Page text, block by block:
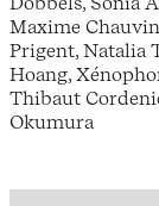
Maxime
Prigent, Natalia
Hoang,
Thibaut
Okumura